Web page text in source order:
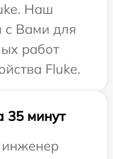
Наш
с Вами для
работ
Fluke.
35 минут